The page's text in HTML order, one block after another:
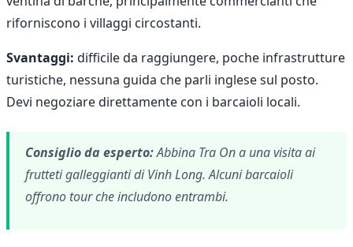
riforniscono i villaggi circostanti.
Svantaggi: difficile da raggiungere, poche infrastrutture
turistiche, nessuna guida che parli inglese sul posto.
Devi negoziare direttamente con i barcaioli locali.
Consiglio da esperto:Abbina Tra On a una visita ai
frutteti galleggianti di Vinh Long. Alcuni barcaioli
offrono tour che includono entrambi.